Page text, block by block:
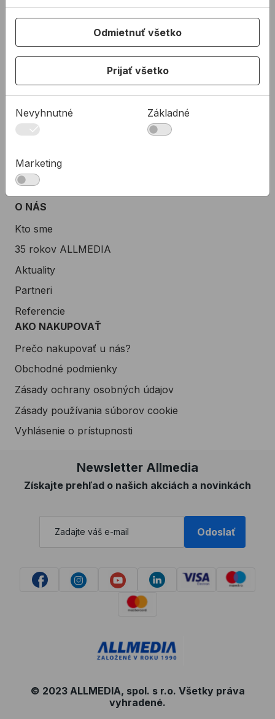
PODPORA
Na stiahnutie
KONTAKTY
Spoločnosť
Predajné miesta
Zákaznícka podpora
O NÁS
Kto sme
35 rokov ALLMEDIA
Aktuality
Partneri
Referencie
AKO NAKUPOVAŤ
Prečo nakupovať u nás?
Obchodné podmienky
Zásady ochrany osobných údajov
Zásady používania súborov cookie
Vyhlásenie o prístupnosti
Newsletter Allmedia
Získajte prehľad o našich akciách a novinkách
Odoslať
© 2023 ALLMEDIA, spol. s r.o. Všetky práva
vyhradené.
Odmietnuť všetko
Prijať všetko
Nevyhnutné Základné
Marketing